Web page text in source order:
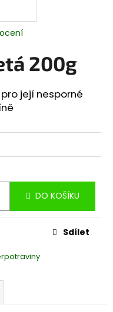
200g
její nesporné
DO KOŠÍKU
Sdílet